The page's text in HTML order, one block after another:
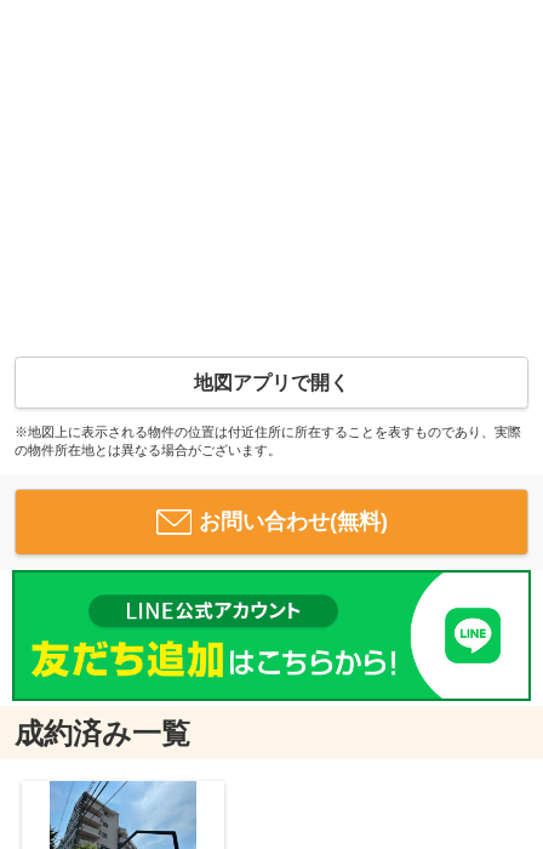
地図アプリで開く
※地図上に表示される物件の位置は付近住所に所在することを表すものであり、実際
の物件所在地とは異なる場合がございます。
お問い合わせ(無料)
成約済み一覧